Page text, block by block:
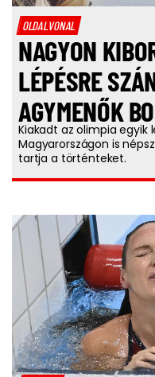
OLDALVONAL
NAGYON
LÉPÉSRE
AGYMENŐK
Kiakadt az olimpia
Magyarországon is
tartja a történteket.